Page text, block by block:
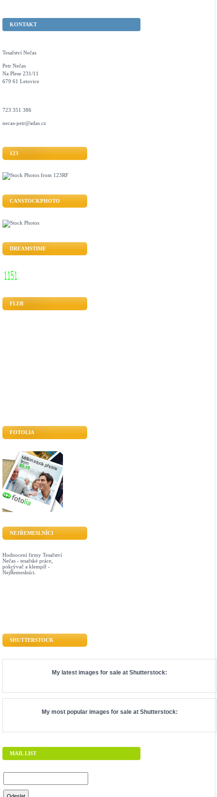
KONTAKT
Tesařství Nečas
Petr Nečas
Na Plese 231/11
679 61 Letovice
723 351 386
necas-petr@atlas.cz
123
CANSTOCKPHOTO
DREAMSTIME
FLER
FOTOLIA
NEJŘEMESLNÍCI
Hodnocení firmy Tesařství
Nečas - tesařské práce,
pokrývač a klempíř -
NejŘemeslníci.
SHUTTERSTOCK
My latest images for sale at Shutterstock:
My most popular images for sale at Shutterstock:
MAIL LIST